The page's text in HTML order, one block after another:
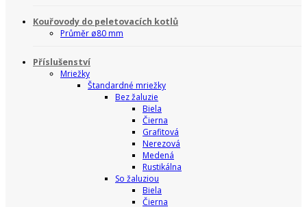
Kouřovody do peletovacích kotlů
Průměr ø80 mm
Příslušenství
Mriežky
Štandardné mriežky
Bez žaluzie
Biela
Čierna
Grafitová
Nerezová
Medená
Rustikálna
So žaluziou
Biela
Čierna